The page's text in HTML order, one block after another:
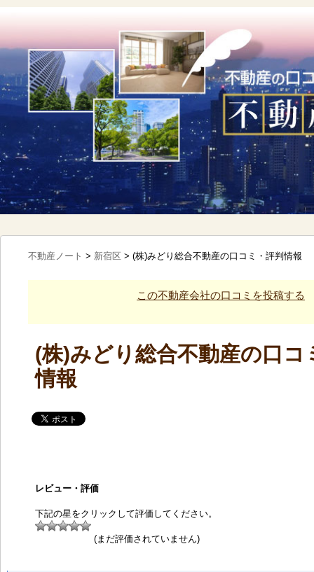
不動産ノート > 新宿区 > (株)みどり総合不動産の口コミ・評判情報
この不動産会社の口コミを投稿する
(株)みどり総合不動産の口コ
情報
レビュー・評価
下記の星をクリックして評価してください。
(まだ評価されていません)